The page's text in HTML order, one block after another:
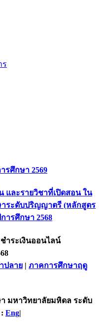
ร
รศึกษา 2569
และรายวิชาที่เปิดสอน ใน
ระดับปริญญาตรี (หลักสูตร
ารศึกษา 2568
ำระเงินออนไลน์
ปลาย | ภาคการศึกษาฤดู
มหาวิทยาลัยมหิดล ระดับ
: Eng|